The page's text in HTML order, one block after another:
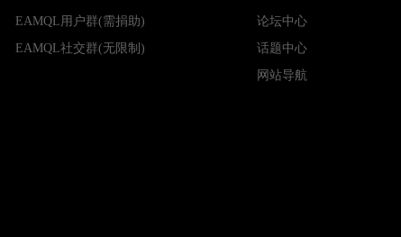
EAMQL用户群(需捐助)
EAMQL社交群(无限制)
论坛中心
话题中心
网站导航